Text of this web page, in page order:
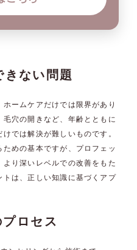
きない問題
ームケアだけでは限界があり
穴の開きなど、年齢とともに
では解決が難しいものです。
めの基本ですが、プロフェッ
り深いレベルでの改善をもた
トは、正しい知識に基づくアプ
ロセス